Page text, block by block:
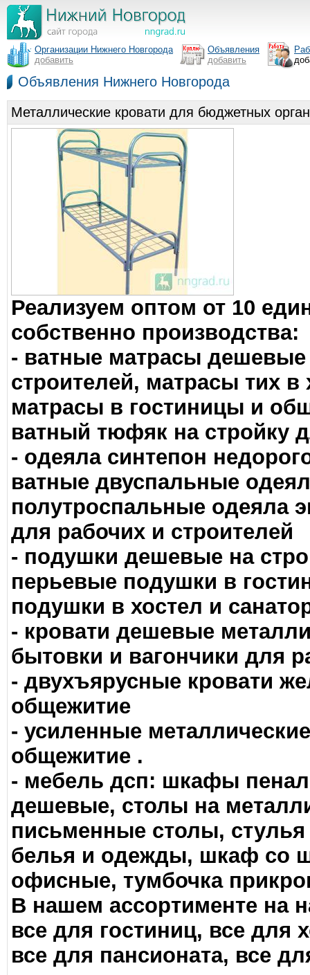
Организации Нижнего Новгорода
добавить
Объявления
добавить
Объявления Нижнего Новгорода
Металлические кровати для бюджетных
Реализуем оптом от 10
собственно производства:
- ватные матрасы дешевые
строителей, матрасы тих
матрасы в гостиницы и
ватный тюфяк на стройку
- одеяла синтепон
ватные двуспальные
полутроспальные одеяла
для рабочих и строителей
- подушки дешевые на
перьевые подушки в
подушки в хостел и
- кровати дешевые
бытовки и вагончики для
- двухъярусные кровати
общежитие
- усиленные
общежитие .
- мебель дсп: шкафы
дешевые, столы на
письменные столы,
белья и одежды, шкаф со
офисные, тумбочка
В нашем ассортименте на
все для гостиниц, все для
все для пансионата, все